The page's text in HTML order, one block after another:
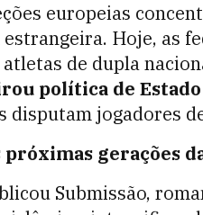
europeias
Hoje, as
de dupla
política de
disputam jogadores
gerações
Submissão,